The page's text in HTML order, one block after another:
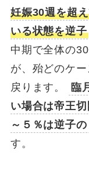
妊娠30週を超
いる状態を逆子
中期で全体の
が、殆どのケ
戻ります。
臨
い場合は帝王
～５％は逆子
す。